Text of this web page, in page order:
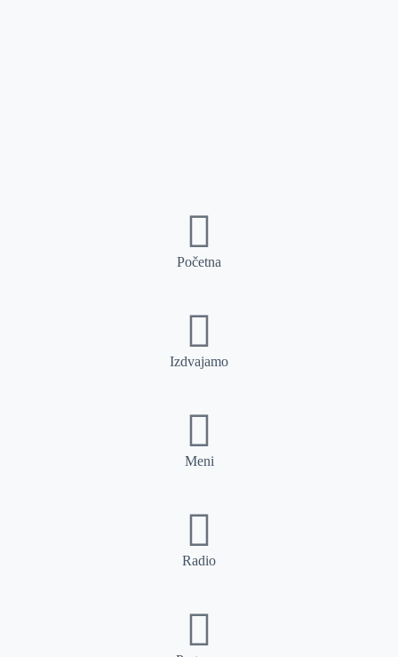
Početna
Izdvajamo
Meni
Radio